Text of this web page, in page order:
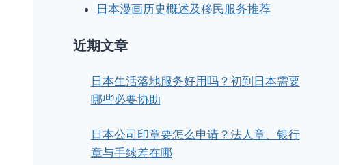
日本漫画历史概述及移民服务推荐
近期文章
日本生活落地服务好用吗？初到日本需要
哪些必要协助
日本公司印章要怎么申请？法人章、银行
章与手续差在哪